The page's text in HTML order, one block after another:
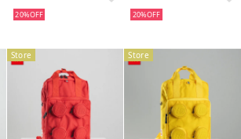
20% 20%
Store Store